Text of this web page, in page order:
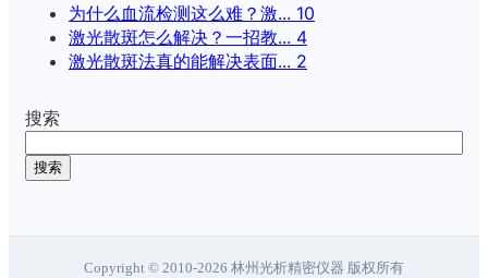
为什么血流检测这么难？激... 10
激光散斑怎么解决？一招教... 4
激光散斑法真的能解决表面... 2
搜索
搜索
Copyright © 2010-2026 林州光析精密仪器 版权所有